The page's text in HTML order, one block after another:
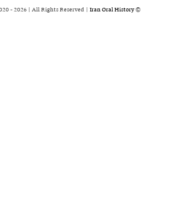
© Copyright 2020 -
2026 | All Rights Reserved | Iran Oral History